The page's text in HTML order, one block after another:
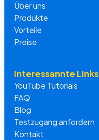
Über uns
Produkte
Vorteile
Preise
Interessannte Links
YouTube Tutorials
FAQ
Blog
Testzugang anfordern
Kontakt